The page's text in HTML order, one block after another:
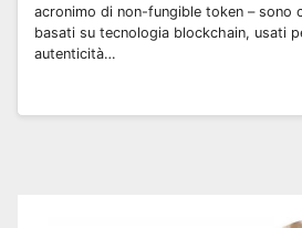
acronimo di non-fungible token – sono
basati su tecnologia blockchain, usati
autenticità…